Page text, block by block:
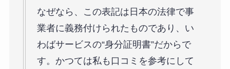
なぜなら、この表記は日本の法律で事
業者に義務付けられたものであり、い
わばサービスの“身分証明書”だからで
す。かつては私も口コミを参考にして